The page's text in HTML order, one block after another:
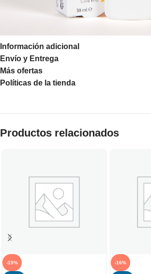
Información adicional
Envío y Entrega
Más ofertas
Políticas de la tienda
Productos relacionados
-15% -16%